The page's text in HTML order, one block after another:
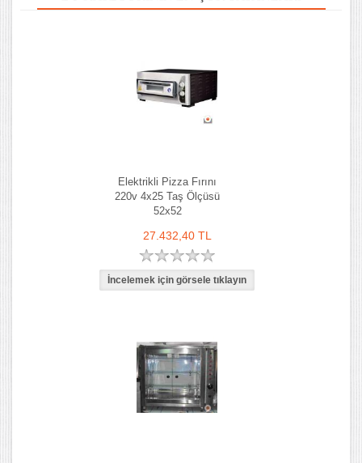
Elektrikli Pizza Fırını
220v 4x25 Taş Ölçüsü
52x52
27.432,40 TL